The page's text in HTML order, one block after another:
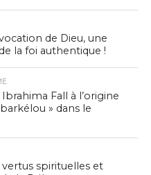
de Dieu, une
la foi authentique !
Fall à l’origine
» dans le
vertus spirituelles et